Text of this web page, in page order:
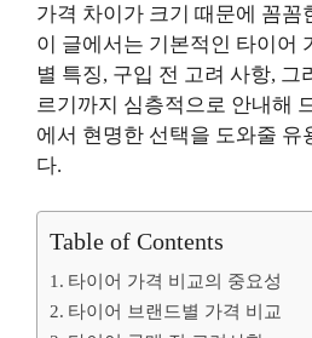
가격 차이가 크기 때문에 꼼꼼
이 글에서는 기본적인 타이어
별 특징, 구입 전 고려 사항, 그
르기까지 심층적으로 안내해
에서 현명한 선택을 도와줄 유
다.
Table of Contents
타이어 가격 비교의 중요성
타이어 브랜드별 가격 비교